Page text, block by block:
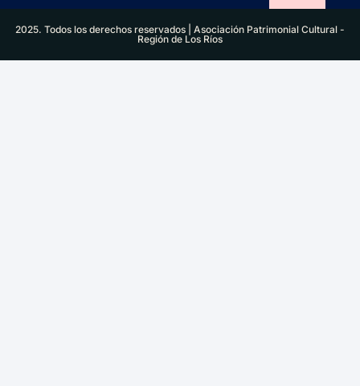
2025. Todos los derechos reservados | Asociación Patrimonial Cultural -
Región de Los Ríos